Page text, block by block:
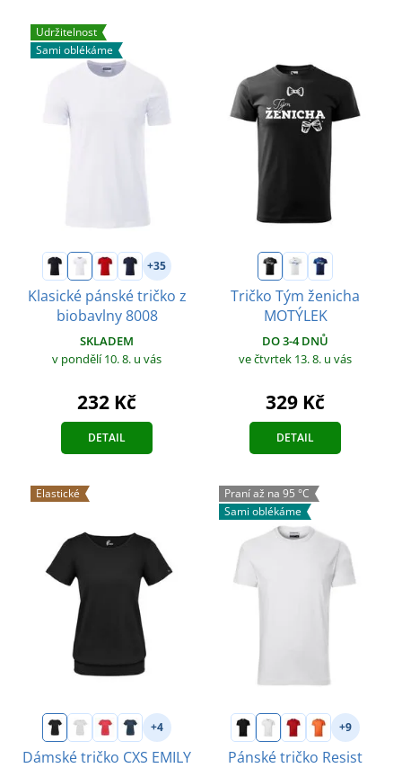
Udržitelnost
Sami oblékáme
+35
Klasické pánské tričko z
biobavlny 8008
SKLADEM
v pondělí 10. 8. u vás
232 Kč
DETAIL
Tričko Tým ženicha
MOTÝLEK
DO 3-4 DNŮ
ve čtvrtek 13. 8. u vás
329 Kč
DETAIL
Elastické
+4
Dámské tričko CXS EMILY
Praní až na 95 °C
Sami oblékáme
+9
Pánské tričko Resist